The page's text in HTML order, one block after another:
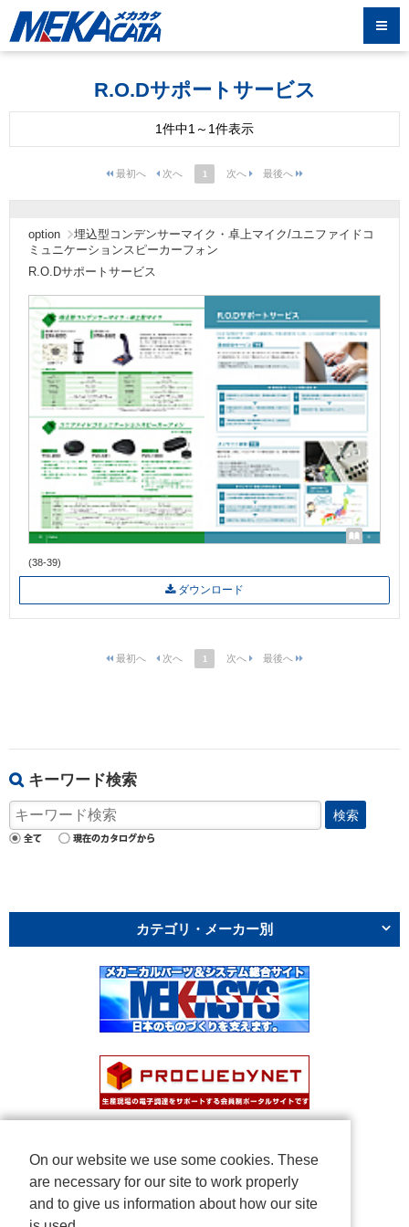
R.O.Dサポートサービス
1件中1～1件表示
1
option
埋込型コンデンサーマイク・卓上マイク/ユニファイドコ
ミュニケーションスピーカーフォン
R.O.Dサポートサービス
(38-39)
ダウンロード
1
キーワード検索
検索
カテゴリ・メーカー別
On our website we use some cookies. These
are necessary for our site to work properly
and to give us information about how our site